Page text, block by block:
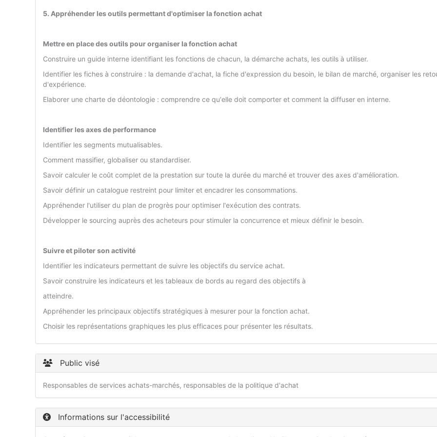
5. Appréhender les outils permettant d'optimiser la fonction achat
Mettre en place des outils pour organiser la fonction achat
Construire un guide interne identifiant les fonctions de chacun, la démarche achats, les outils à utiliser.
Identifier les fiches à construire : la demande d'achat, la fiche d'expression du besoin, le bilan de marché, organiser les
d'expérience.
Elaborer une charte de déontologie : comprendre ce qu'elle doit comporter et comment la diffuser en interne.
Identifier les axes de performance
Identifier les segments mutualisables.
Comment massifier, globaliser ou standardiser.
Savoir calculer le coût complet de la prestation sur toute la durée du marché et trouver des axes d'amélioration.
Savoir définir un catalogue restreint pour limiter et encadrer les consommations.
Appréhender l'utiliser du plan de progrès pour optimiser l'exécution des contrats.
Développer le sourcing auprès des acheteurs pour stimuler la concurrence et mieux définir le besoin.
Suivre et piloter son activité
Identifier les indicateurs permettant de suivre les objectifs du service achat.
Savoir construire les indicateurs et les tableaux de bords au regard des objectifs à
atteindre.
Appréhender les principaux objectifs stratégiques à mesurer pour la fonction achat.
Choisir les représentations graphiques les plus efficaces pour présenter les résultats.
Public visé
Responsables de services achats-marchés, responsables de la politique d'achat
Informations sur l'accessibilité